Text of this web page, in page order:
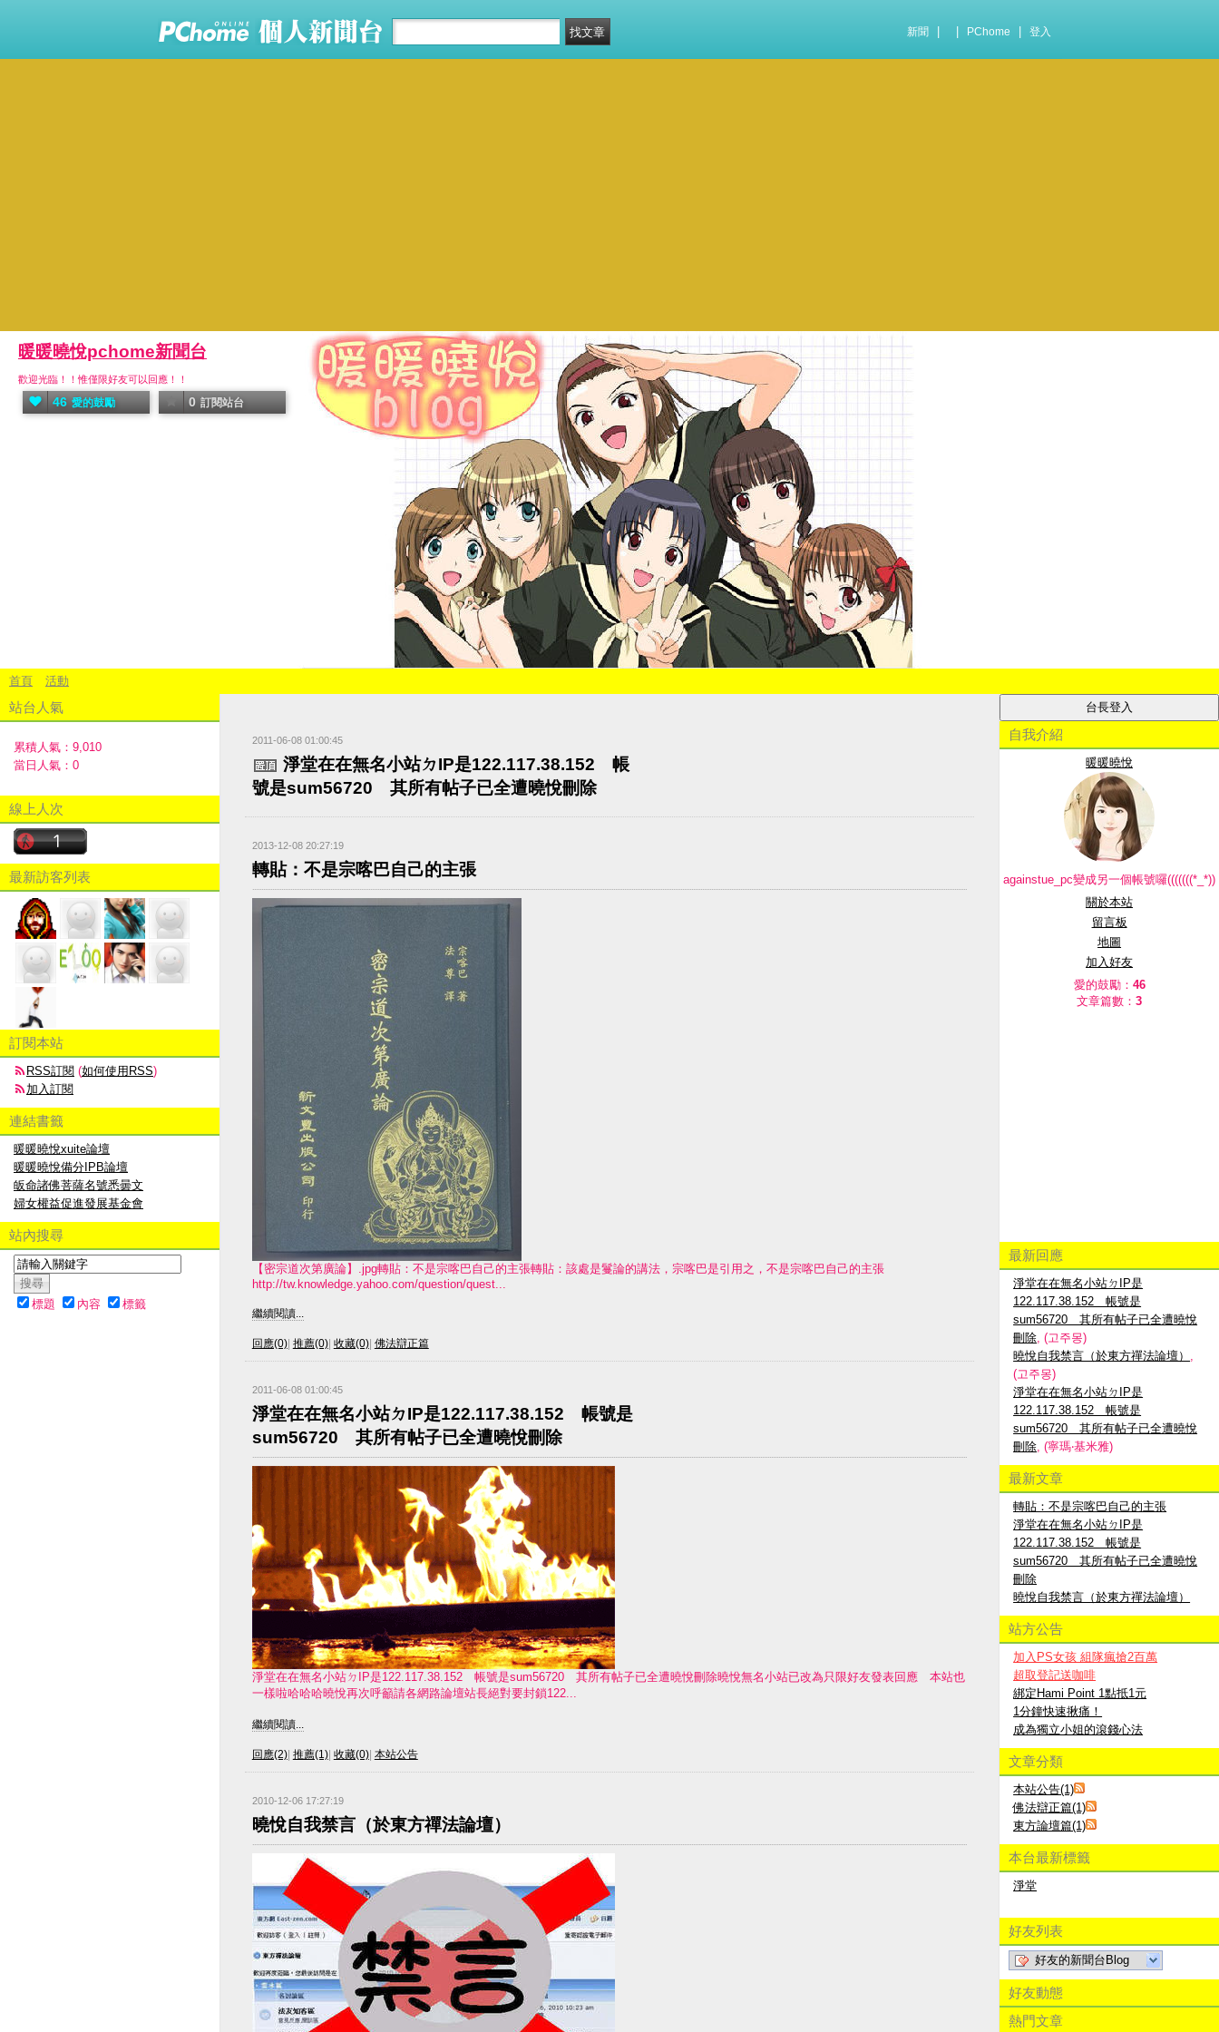
新聞 PChome 登入
暖暖曉悅pchome新聞台
歡迎光臨！！惟僅限好友可以回應！！
46 愛的鼓勵 0 訂閱站台
首頁 活動
2011-06-08 01:00:45
淨堂在在無名小站ㄉIP是122.117.38.152 帳
號是sum56720 其所有帖子已全遭曉悅刪除
2013-12-08 20:27:19
轉貼：不是宗喀巴自己的主張
【密宗道次第廣論】.jpg轉貼：不是宗喀巴自己的主張轉貼：該處是鬘論的講法，宗喀巴是引用之，不是宗喀巴自己的主張
http://tw.knowledge.yahoo.com/question/quest...
繼續閱讀...
回應(0)| 推薦(0)| 收藏(0)| 佛法辯正篇
2011-06-08 01:00:45
淨堂在在無名小站ㄉIP是122.117.38.152 帳號是
sum56720 其所有帖子已全遭曉悅刪除
淨堂在在無名小站ㄉIP是122.117.38.152 帳號是sum56720 其所有帖子已全遭曉悅刪除曉悅無名小站已改為只限好友發表回應 本站也
一樣啦哈哈哈曉悅再次呼籲請各網路論壇站長絕對要封鎖122...
繼續閱讀...
回應(2)| 推薦(1)| 收藏(0)| 本站公告
2010-12-06 17:27:19
曉悅自我禁言（於東方禪法論壇）
自我介紹
暖暖曉悅
againstue_pc變成另一個帳號囉(((((((*_*))
關於本站
留言板
地圖
加入好友
愛的鼓勵： 46
文章篇數：3
最新回應
淨堂在在無名小站ㄉIP是
122.117.38.152 帳號是
sum56720 其所有帖子已全遭曉悅
刪除, (고주몽)
曉悅自我禁言（於東方禪法論壇） ,
(고주몽)
淨堂在在無名小站ㄉIP是
122.117.38.152 帳號是
sum56720 其所有帖子已全遭曉悅
刪除, (寧瑪‧基米雅)
最新文章
轉貼：不是宗喀巴自己的主張
淨堂在在無名小站ㄉIP是
122.117.38.152 帳號是
sum56720 其所有帖子已全遭曉悅
刪除
曉悅自我禁言（於東方禪法論壇）
站方公告
加入PS女孩 組隊瘋搶2百萬
超取登記送咖啡
綁定Hami Point 1點抵1元
1分鐘快速揪痛！
成為獨立小姐的滾錢心法
文章分類
本站公告(1)
佛法辯正篇(1)
東方論壇篇(1)
本台最新標籤
淨堂
好友列表
好友的新聞台Blog
好友動態
熱門文章
站台人氣
累積人氣： 9,010
當日人氣： 0
線上人次
最新訪客列表
訂閱本站
RSS訂閱 (如何使用RSS)
加入訂閱
連結書籤
暖暖曉悅xuite論壇
暖暖曉悅備分IPB論壇
皈命諸佛菩薩名號悉曇文
婦女權益促進發展基金會
站內搜尋
標題 內容 標籤